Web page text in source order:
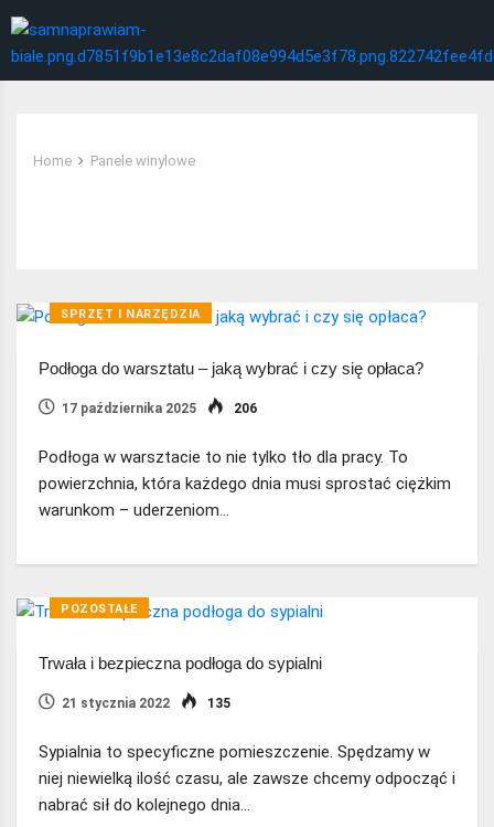
Home Panele winylowe
SPRZĘT I NARZĘDZIA
Podłoga do warsztatu – jaką wybrać i czy się opłaca?
17 października 2025 206
Podłoga w warsztacie to nie tylko tło dla pracy. To
powierzchnia, która każdego dnia musi sprostać ciężkim
warunkom – uderzeniom…
POZOSTAŁE
Trwała i bezpieczna podłoga do sypialni
21 stycznia 2022 135
Sypialnia to specyficzne pomieszczenie. Spędzamy w
niej niewielką ilość czasu, ale zawsze chcemy odpocząć i
nabrać sił do kolejnego dnia…